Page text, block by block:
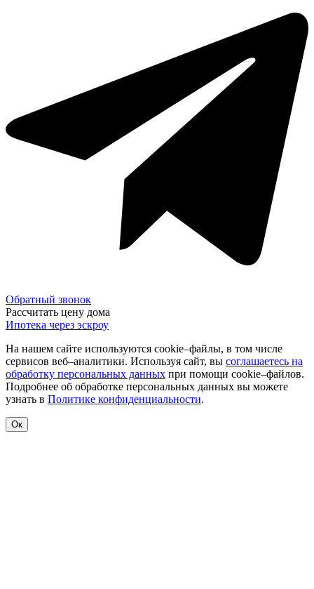
Обратный звонок
Рассчитать цену дома
Ипотека через эскроу
На нашем сайте используются cookie–файлы, в том числе
сервисов веб–аналитики. Используя сайт, вы соглашаетесь на
обработку персональных данных при помощи cookie–файлов.
Подробнее об обработке персональных данных вы можете
узнать в Политике конфиденциальности.
Ок